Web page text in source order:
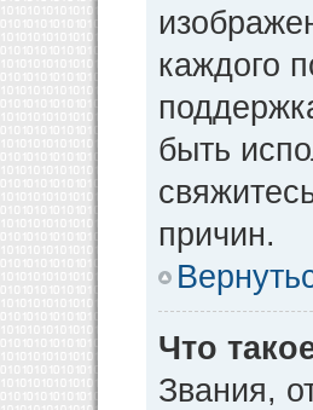
каждого
быть
причин.
Что
Звания,